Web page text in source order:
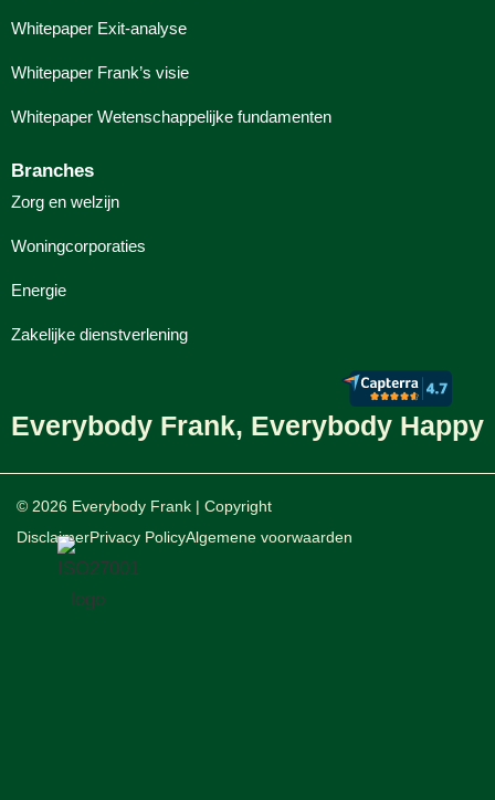
Whitepaper Exit-analyse
Whitepaper Frank’s visie
Whitepaper Wetenschappelijke fundamenten
Branches
Zorg en welzijn
Woningcorporaties
Energie
Zakelijke dienstverlening
Everybody Frank, Everybody Happy
© 2026 Everybody Frank | Copyright
DisclaimerPrivacy PolicyAlgemene voorwaarden